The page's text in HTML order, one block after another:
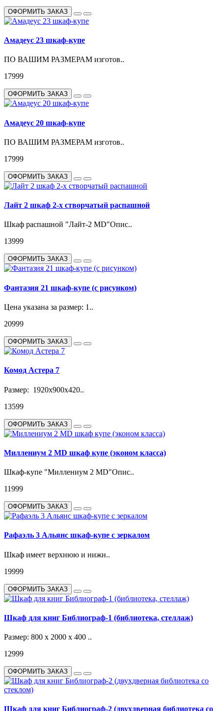
ОФОРМИТЬ ЗАКАЗ
Амадеус 23 шкаф-купе
ПО ВАШИМ РАЗМЕРАМ изготов..
17999
ОФОРМИТЬ ЗАКАЗ
Амадеус 20 шкаф-купе
ПО ВАШИМ РАЗМЕРАМ изготов..
17999
ОФОРМИТЬ ЗАКАЗ
Лайт 2 шкаф 2-х створчатый распашной
Шкаф распашной "Лайт-2 MD"Опис..
13999
ОФОРМИТЬ ЗАКАЗ
Фантазия 21 шкаф-купе (с рисунком)
Цена указана за размер: 1..
20999
ОФОРМИТЬ ЗАКАЗ
Комод Астера 7
Размер: 1920х900х420..
13599
ОФОРМИТЬ ЗАКАЗ
Миллениум 2 MD шкаф купе (эконом класса)
Шкаф-купе "Миллениум 2 MD"Опис..
11999
ОФОРМИТЬ ЗАКАЗ
Рафаэль 3 Альянс шкаф-купе с зеркалом
Шкаф имеет верхнюю и нижн..
19999
ОФОРМИТЬ ЗАКАЗ
Шкаф для книг Библиограф-1 (библиотека, стеллаж)
Размер: 800 х 2000 х 400 ..
12999
ОФОРМИТЬ ЗАКАЗ
Шкаф для книг Библиограф-2 (двухдверная библиотека со